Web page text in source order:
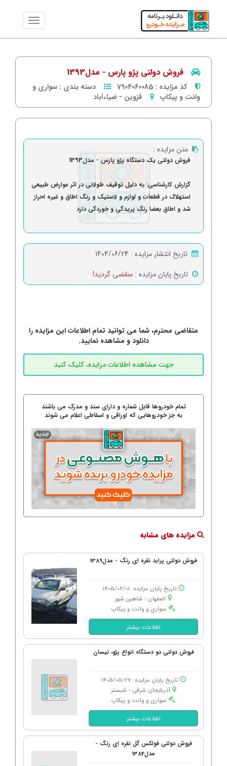
فروش دولتی پژو پارس - مدل1393
کد مزایده : 7904060085 دسته بندی : سواری و
وانت و پیکاپ
قزوین - ضیاءآباد
متن مزایده :
فروش دولتی یک دستگاه پژو پارس - مدل1393
گزارش کارشناسی: به دلیل توقیف طولانی در اثر عوارض طبیعی
استهلاک در قطعات و لوازم و لاستیک و رنگ اطاق و غیره احراز
شد و اطاق بعضا رنگ پریدگی و خوردگی دارد
تاریخ انتشار مزایده : 1404/06/24
تاریخ پایان مزایده : منقضی گردید!
متقاضی محترم، شما می توانید تمام اطلاعات این مزایده را
دانلود و مشاهده نمایید.
تمام خودروها قابل شماره و دارای سند و مدرک می باشند
به جز خودروهایی که اوراقی و اسقاطی اعلام می شوند
مزایده های مشابه
فروش دولتی پراید نقره ای رنگ - مدل1389
تاریخ پایان مزایده: 1405/06/01
اصفهان - شاهین شهر
سواری و وانت و پیکاپ
اطلاعات بیشتر
فروش دولتی دو دستگاه انواع پژو، نیسان
تاریخ پایان مزایده: 1405/05/27
آذربایجان شرقی - شبستر
سواری و وانت و پیکاپ
اطلاعات بیشتر
فروش دولتی فولکس گل نقره ای رنگ -
مدل1384